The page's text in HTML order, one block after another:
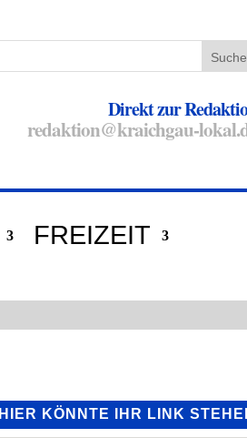
Direkt zur
redaktion@kraichgau-
FREIZEIT
HIER KÖNNTE IHR LINK